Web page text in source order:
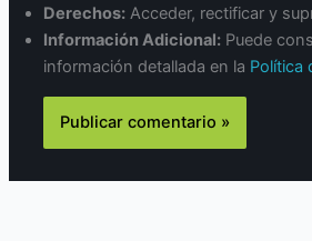
Derechos: Acceder, rectificar y
Información Adicional: Puede
información detallada en la Política